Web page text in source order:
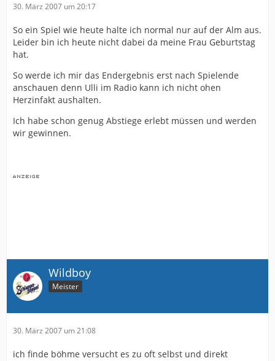
30. März 2007 um 20:17
So ein Spiel wie heute halte ich normal nur auf der Alm aus.
Leider bin ich heute nicht dabei da meine Frau Geburtstag
hat.
So werde ich mir das Endergebnis erst nach Spielende
anschauen denn Ulli im Radio kann ich nicht ohen
Herzinfakt aushalten.
Ich habe schon genug Abstiege erlebt müssen und werden
wir gewinnen.
Wildboy
Meister
30. März 2007 um 21:08
ich finde böhme versucht es zu oft selbst und direkt